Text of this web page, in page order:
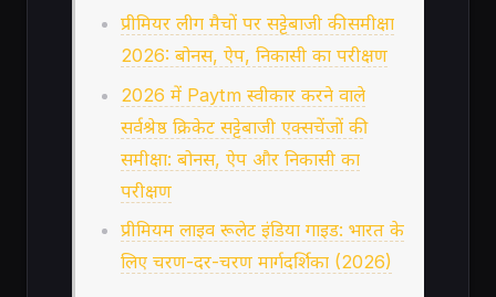
प्रीमियर लीग मैचों पर सट्टेबाजी की समीक्षा
2026: बोनस, ऐप, निकासी का परीक्षण
2026 में Paytm स्वीकार करने वाले
सर्वश्रेष्ठ क्रिकेट सट्टेबाजी एक्सचेंजों की
समीक्षा: बोनस, ऐप और निकासी का
परीक्षण
प्रीमियम लाइव रूलेट इंडिया गाइड: भारत के
लिए चरण-दर-चरण मार्गदर्शिका (2026)